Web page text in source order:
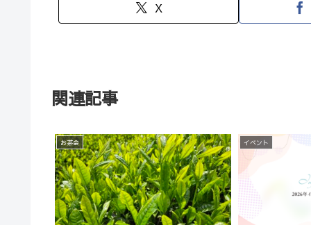
X
関連記事
お茶会 イベント